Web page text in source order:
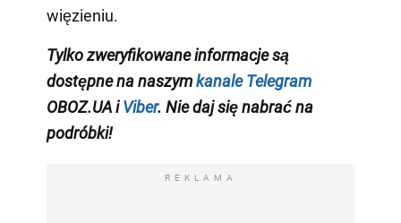
więzieniu.
Tylko zweryfikowane informacje są
dostępne na naszymkanale Telegram
OBOZ.UA iViber. Nie daj się nabrać na
podróbki!
REKLAMA